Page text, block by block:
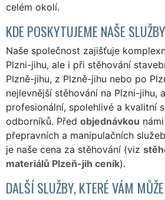
celém okolí.
KDE POSKYTUJEME NAŠE SLUŽBY
Naše společnost zajišťuje
Plzni-jihu, ale i při stěhování
Plzně-jihu, z Plzně-jihu nebo po
nejlevnější stěhování na Plzni-jihu,
profesionální, spolehlivé a kvalitní
odborníků. Před objednávkou
přepravních a manipulačních
je naše cena za stěhování (viz
materiálů Plzeň-jih ceník).
DALŠÍ SLUŽBY, KTERÉ VÁM